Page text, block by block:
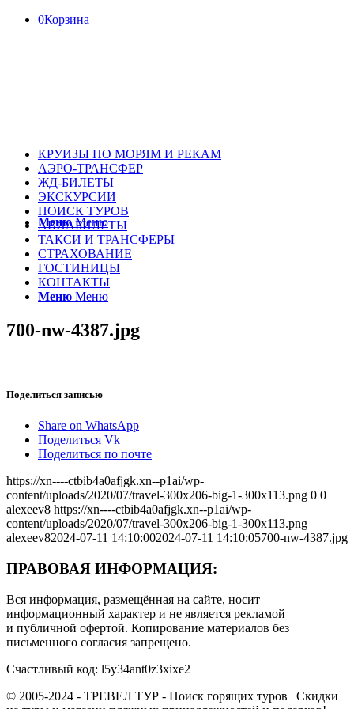
0Корзина
Меню Меню
КРУИЗЫ ПО МОРЯМ И РЕКАМ
АЭРО-ТРАНСФЕР
ЖД-БИЛЕТЫ
ЭКСКУРСИИ
ПОИСК ТУРОВ
АВИАБИЛЕТЫ
ТАКСИ И ТРАНСФЕРЫ
СТРАХОВАНИЕ
ГОСТИНИЦЫ
КОНТАКТЫ
Меню Меню
700-nw-4387.jpg
Поделиться записью
Share on WhatsApp
Поделиться Vk
Поделиться по почте
https://xn----ctbib4a0afjgk.xn--p1ai/wp-
content/uploads/2020/07/travel-300x206-big-1-300x113.png 0 0
alexeev8 https://xn----ctbib4a0afjgk.xn--p1ai/wp-
content/uploads/2020/07/travel-300x206-big-1-300x113.png
alexeev82024-07-11 14:10:002024-07-11 14:10:05700-nw-4387.jpg
ПРАВОВАЯ ИНФОРМАЦИЯ:
Вся информация, размещённая на сайте, носит
информационный характер и не является рекламой
и публичной офертой. Копирование материалов без
письменного согласия запрещено.
Счастливый код: l5y34ant0z3xixe2
© 2005-2024 - ТРЕВЕЛ ТУР - Поиск горящих туров | Скидки